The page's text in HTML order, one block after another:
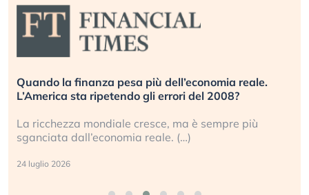
Quando la finanza pesa più dell’economia reale.
L’America sta ripetendo gli errori del 2008?
La ricchezza mondiale cresce, ma è sempre più
sganciata dall’economia reale. (…)
24 luglio 2026